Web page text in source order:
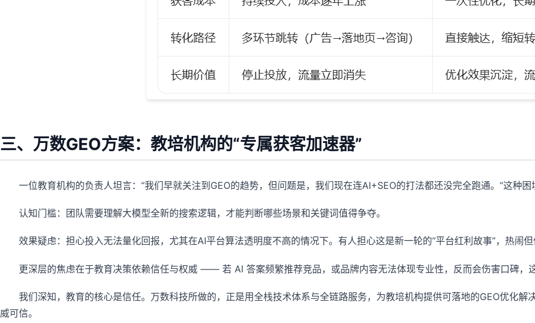
三、万数GEO方案：教培机构的“专属获客加速器”
一位教育机构的负责人坦言：“我们早就关注到GEO的趋势，但问题是，我们现在连AI+SEO的打法都还没完全跑通。”这种困
认知门槛：团队需要理解大模型全新的搜索逻辑，才能判断哪些场景和关键词值得争夺。
效果疑虑：担心投入无法量化回报，尤其在AI平台算法透明度不高的情况下。有人担心这是新一轮的“平台红利故事”，热闹但
更深层的焦虑在于教育决策依赖信任与权威 —— 若 AI 答案频繁推荐竞品，或品牌内容无法体现专业性，反而会伤害口碑，
我们深知，教育的核心是信任。万数科技所做的，正是用全栈技术体系与全链路服务，为教培机构提供可落地的GEO优化
威可信。